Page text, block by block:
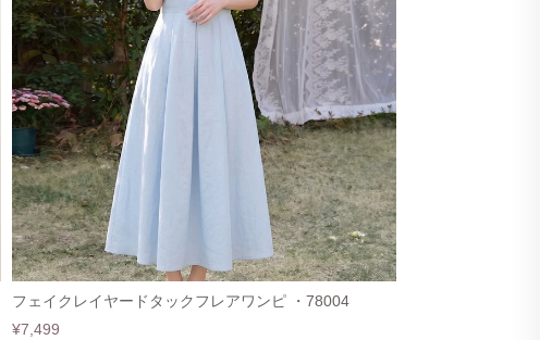
フェイクレイヤードタックフレアワンピ ・78004
¥7,499